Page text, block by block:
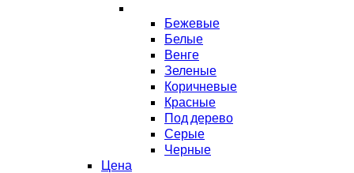
Бежевые
Белые
Венге
Зеленые
Коричневые
Красные
Под дерево
Серые
Черные
Цена